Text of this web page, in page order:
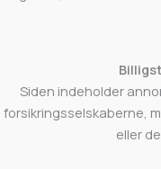
Siden indeholder
forsikringsselskaberne,
eller